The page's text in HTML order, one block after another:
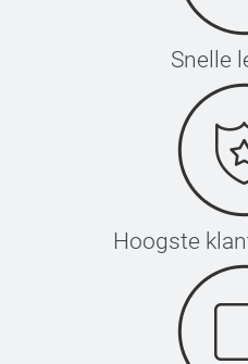
Snelle
Hoogste